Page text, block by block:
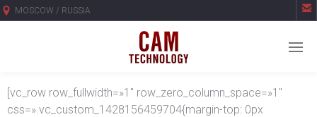
MOSCOW / RUSSIA 
[vc_row row_fullwidth=»1″ row_zero_column_space=»1″
css=».vc_custom_1428156459704{margin-top: 0px